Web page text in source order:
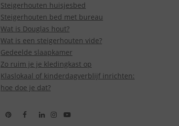
Steigerhouten huisjesbed
Steigerhouten bed met bureau
Wat is Douglas hout?
Wat is een steigerhouten vide?
Gedeelde slaapkamer
Zo ruim je je kledingkast op
Klaslokaal of kinderdagverblijf inrichten:
hoe doe je dat?